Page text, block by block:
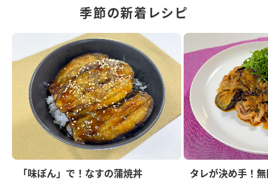
季節の新着レシピ
「味ぽん」で！なすの蒲焼丼 タレが決め手！